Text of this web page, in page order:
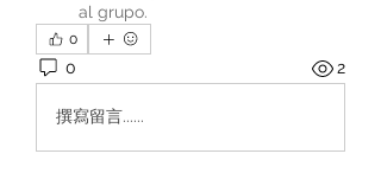
al grupo.
0
0 2
撰寫留言......